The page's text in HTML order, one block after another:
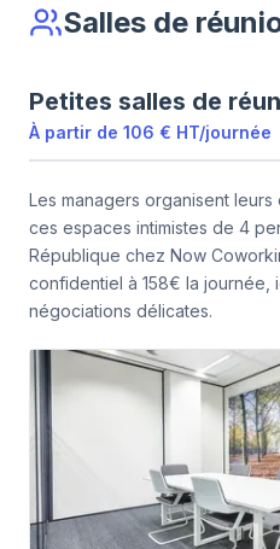
Salles de
Petites salles de
À partir de 106 € HT/journée
Les managers organisent
ces espaces intimistes de 4
République chez Now
confidentiel à 158€ la journée,
négociations délicates.